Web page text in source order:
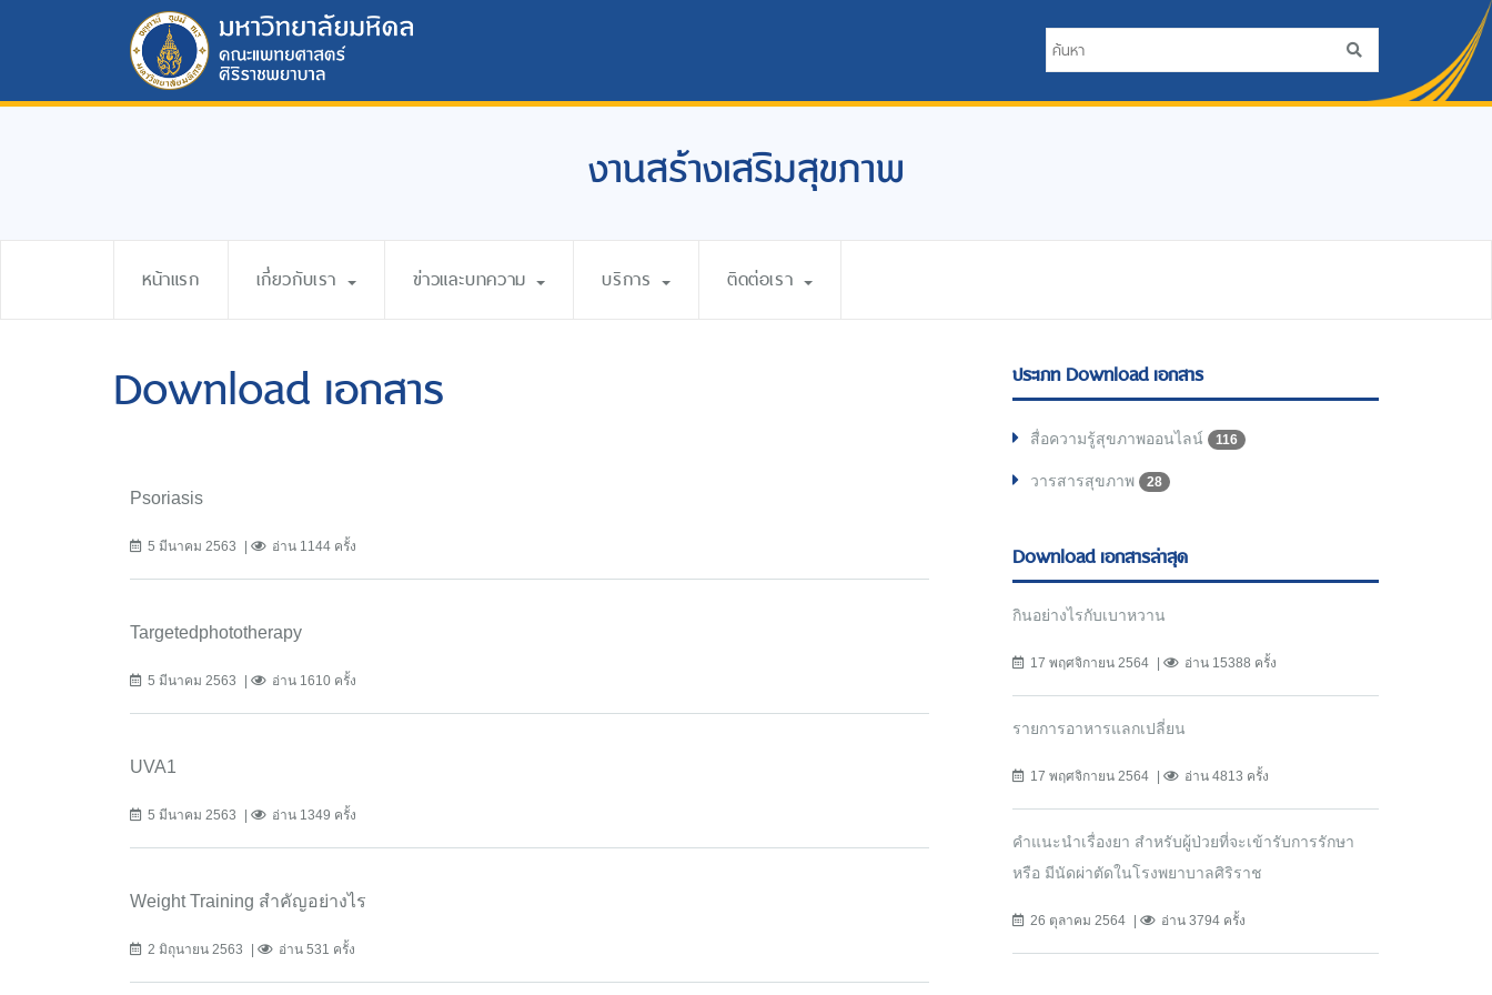
งานสร้างเสริมสุขภาพ
หน้าแรก เกี่ยวกับเรา ข่าวและบทความ บริการ ติดต่อเรา
Download เอกสาร
Psoriasis
5 มีนาคม 2563 อ่าน 1144 ครั้ง
Targetedphototherapy
5 มีนาคม 2563 อ่าน 1610 ครั้ง
UVA1
5 มีนาคม 2563 อ่าน 1349 ครั้ง
Weight Training สำคัญอย่างไร
2 มิถุนายน 2563 อ่าน 531 ครั้ง
ประเภท Download เอกสาร
สื่อความรู้สุขภาพออนไลน์ 116
วารสารสุขภาพ 28
Download เอกสารล่าสุด
กินอย่างไรกับเบาหวาน
17 พฤศจิกายน 2564 อ่าน 15388 ครั้ง
รายการอาหารแลกเปลี่ยน
17 พฤศจิกายน 2564 อ่าน 4813 ครั้ง
คำแนะนำเรื่องยา สำหรับผู้ป่วยที่จะเข้ารับการรักษา
หรือ มีนัดผ่าตัดในโรงพยาบาลศิริราช
26 ตุลาคม 2564 อ่าน 3794 ครั้ง